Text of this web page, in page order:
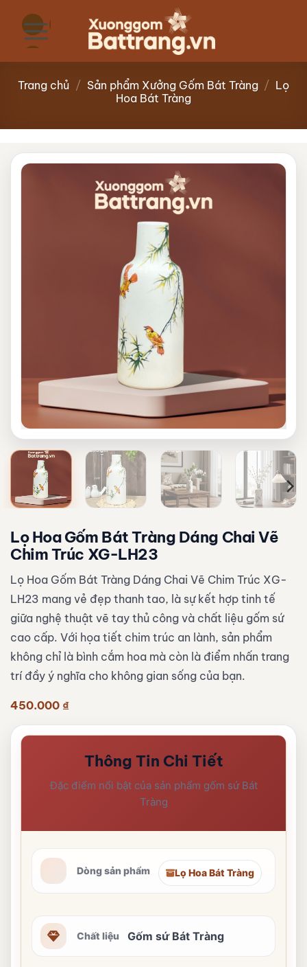
dung
Trang chủ / Sản phẩm Xưởng Gốm Bát Tràng / Lọ
Hoa Bát Tràng
Lọ Hoa Gốm Bát Tràng Dáng Chai Vẽ
Chim Trúc XG-LH23
Lọ Hoa Gốm Bát Tràng Dáng Chai Vẽ Chim Trúc XG-
LH23 mang vẻ đẹp thanh tao, là sự kết hợp tinh tế
giữa nghệ thuật vẽ tay thủ công và chất liệu gốm sứ
cao cấp. Với họa tiết chim trúc an lành, sản phẩm
không chỉ là bình cắm hoa mà còn là điểm nhấn trang
trí đầy ý nghĩa cho không gian sống của bạn.
450.000 ₫
Thông Tin Chi Tiết
Đặc điểm nổi bật của sản phẩm gốm sứ Bát
Tràng
Dòng sản phẩm Lọ Hoa Bát Tràng
Chất liệu Gốm sứ Bát Tràng